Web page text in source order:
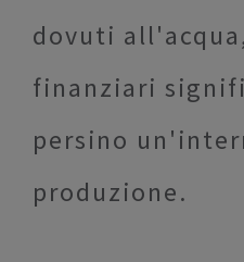
dovuti
finanziari
persino
produzione.